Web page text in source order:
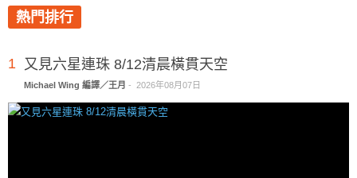
熱門排行
1 又見六星連珠 8/12清晨橫貫天空
Michael Wing 編譯／王月 - 2026年08月07日